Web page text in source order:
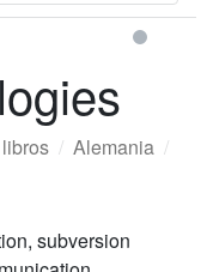
libros / Alemania /
subversion